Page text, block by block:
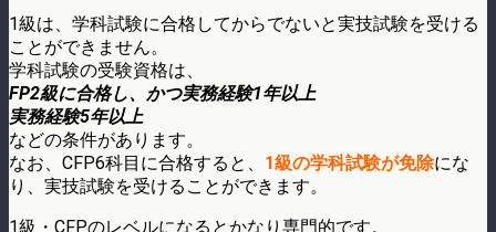
1級は、学科試験に合格してからでないと実技試験を受ける
ことができません。
学科試験の受験資格は、
FP2級に合格し、かつ実務経験1年以上
実務経験5年以上
などの条件があります。
なお、CFP6科目に合格すると、 1級の学科試験が免除にな
り、実技試験を受けることができます。
1級・CFPのレベルになるとかなり専門的です。